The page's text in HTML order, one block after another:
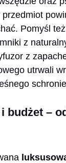
Pomyśl
z
z
utrwali
budżet –